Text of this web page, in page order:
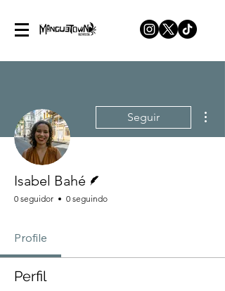
Seguir
Isabel Bahé
0 seguidor 0 seguindo
Profile
Perfil